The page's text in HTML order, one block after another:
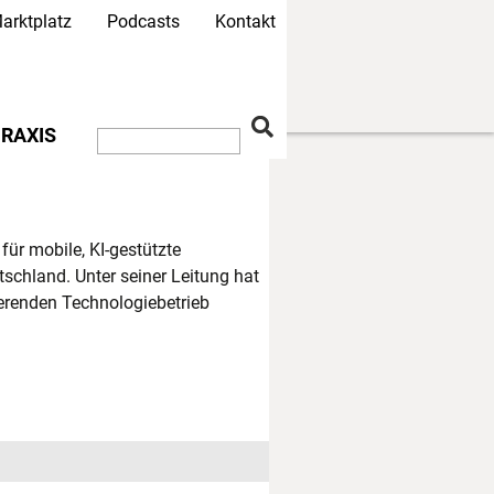
Podcasts Kontakt
mobile, KI-gestützte
Unter seiner Leitung hat
Technologiebetrieb